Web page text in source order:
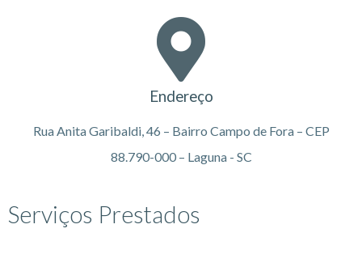
Endereço
Rua Anita Garibaldi, 46 – Bairro Campo de Fora – CEP
88.790-000 – Laguna - SC
Serviços Prestados